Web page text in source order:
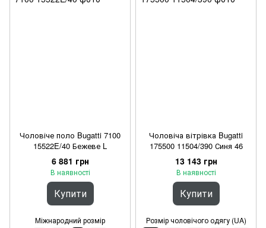
Чоловіче поло Bugatti 7100
15522E/40 Бежеве L
6 881 грн
В наявності
Купити
Міжнародний розмір
Чоловіча вітрівка Bugatti
175500 11504/390 Синя 46
13 143 грн
В наявності
Купити
Розмір чоловічого одягу (UA)